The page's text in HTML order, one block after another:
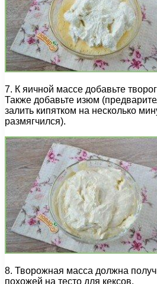
7. К яичной массе добавьте
Также добавьте изюм
залить кипятком на несколько
размягчился).
8. Творожная масса должна
похожей на тесто для кексов.